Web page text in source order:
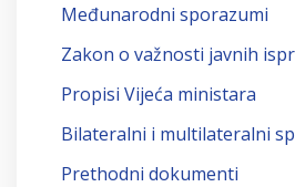
Međunarodni sporazumi
Zakon o važnosti javnih
Propisi Vijeća ministara
Bilateralni i multilateralni
Prethodni dokumenti